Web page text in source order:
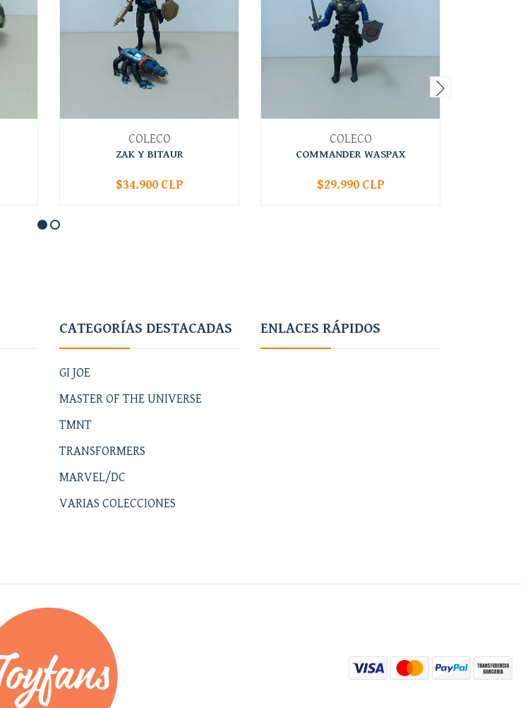
COLECO
ZAK Y BITAUR
+
$34.900 CLP
COLECO
COMMANDER WASPAX
+
$29.990 CLP
CATEGORÍAS DESTACADAS
GI JOE
MASTER OF THE UNIVERSE
TMNT
TRANSFORMERS
MARVEL/DC
VARIAS COLECCIONES
ENLACES RÁPIDOS